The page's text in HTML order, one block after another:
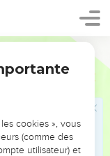
et augmente la
pour le corps.
finalement
sa bouche l'y
cookies », vous
(comme des
utilisateur) et